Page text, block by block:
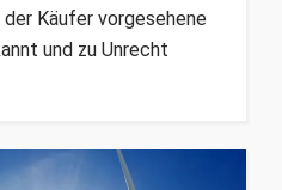
Käufer vorgesehene
und zu Unrecht